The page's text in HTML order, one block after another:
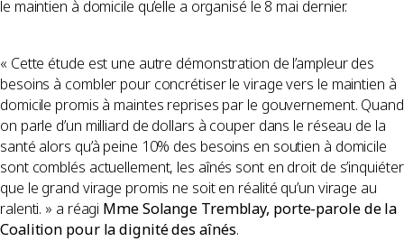
le maintien à domicile qu’elle a organisé le 8 mai dernier.
« Cette étude est une autre démonstration de l’ampleur des
besoins à combler pour concrétiser le virage vers le maintien à
domicile promis à maintes reprises par le gouvernement. Quand
on parle d’un milliard de dollars à couper dans le réseau de la
santé alors qu’à peine 10% des besoins en soutien à domicile
sont comblés actuellement, les aînés sont en droit de s’inquiéter
que le grand virage promis ne soit en réalité qu’un virage au
ralenti. » a réagi Mme Solange Tremblay, porte-parole de la
Coalition pour la dignité des aînés.